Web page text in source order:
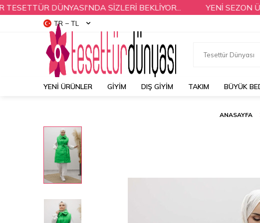
DÜNYASI'NDA SİZLERİ BEKLİYOR... YENİ SEZON
TR − TL
YENI ÜRÜNLER GİYİM DIŞ GİYİM TAKIM BÜYÜK
ANASAYFA